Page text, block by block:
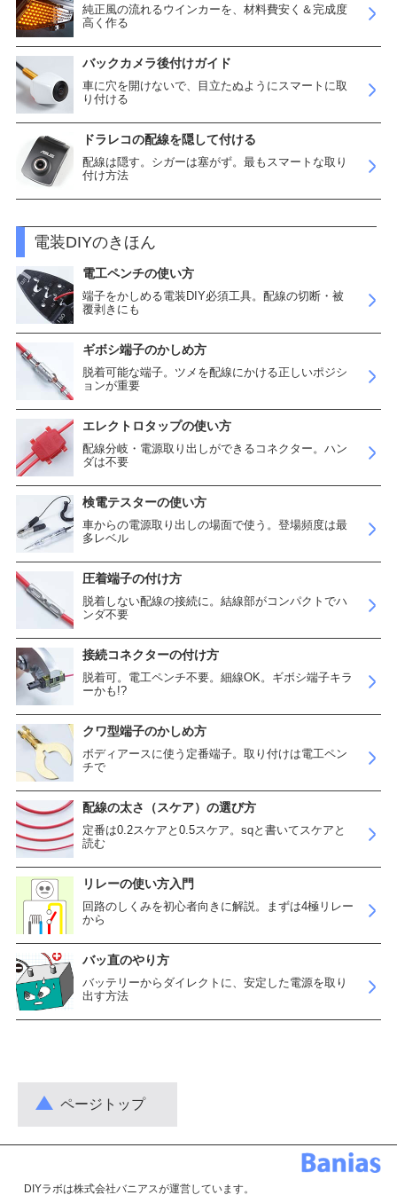
純正風の流れるウインカーを、材料費安く＆完成度
高く作る
バックカメラ後付けガイド
車に穴を開けないで、目立たぬようにスマートに取
り付ける
ドラレコの配線を隠して付ける
配線は隠す。シガーは塞がず。最もスマートな取り
付け方法
電装DIYのきほん
電工ペンチの使い方
端子をかしめる電装DIY必須工具。配線の切断・被
覆剥きにも
ギボシ端子のかしめ方
脱着可能な端子。ツメを配線にかける正しいポジシ
ョンが重要
エレクトロタップの使い方
配線分岐・電源取り出しができるコネクター。ハン
ダは不要
検電テスターの使い方
車からの電源取り出しの場面で使う。登場頻度は最
多レベル
圧着端子の付け方
脱着しない配線の接続に。結線部がコンパクトでハ
ンダ不要
接続コネクターの付け方
脱着可。電工ペンチ不要。細線OK。ギボシ端子キラ
ーかも!?
クワ型端子のかしめ方
ボディアースに使う定番端子。取り付けは電工ペン
チで
配線の太さ（スケア）の選び方
定番は0.2スケアと0.5スケア。sqと書いてスケアと
読む
リレーの使い方入門
回路のしくみを初心者向きに解説。まずは4極リレー
から
バッ直のやり方
バッテリーからダイレクトに、安定した電源を取り
出す方法
ページトップ
DIYラボは株式会社バニアスが運営しています。